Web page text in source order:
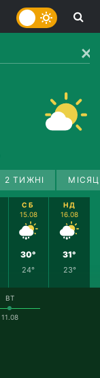
2 ТИЖНІ
СБ
15.08
30°
24°
НД
16.08
31°
23°
ВТ
11.08